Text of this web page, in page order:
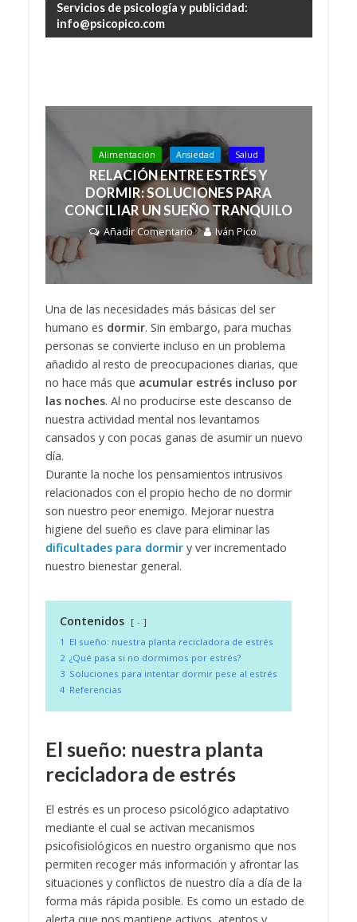
Servicios de psicología y publicidad:
info@psicopico.com
Alimentación Ansiedad Salud
RELACIÓN ENTRE ESTRÉS Y
DORMIR: SOLUCIONES PARA
CONCILIAR UN SUEÑO TRANQUILO
Añadir Comentario Iván Pico
Una de las necesidades más básicas del ser
humano es dormir. Sin embargo, para muchas
personas se convierte incluso en un problema
añadido al resto de preocupaciones diarias, que
no hace más que acumular estrés incluso por
las noches. Al no producirse este descanso de
nuestra actividad mental nos levantamos
cansados y con pocas ganas de asumir un nuevo
día.
Durante la noche los pensamientos intrusivos
relacionados con el propio hecho de no dormir
son nuestro peor enemigo. Mejorar nuestra
higiene del sueño es clave para eliminar las
dificultades para dormiry ver incrementado
nuestro bienestar general.
Contenidos
-
1 El sueño: nuestra planta recicladora de estrés
2 ¿Qué pasa si no dormimos por estrés?
3 Soluciones para intentar dormir pese al estrés
4 Referencias
El sueño: nuestra planta
recicladora de estrés
El estrés es un proceso psicológico adaptativo
mediante el cual se activan mecanismos
psicofisiológicos en nuestro organismo que nos
permiten recoger más información y afrontar las
situaciones y conflictos de nuestro día a día de la
forma más rápida posible. Es como un estado de
alerta que nos mantiene activos, atentos y